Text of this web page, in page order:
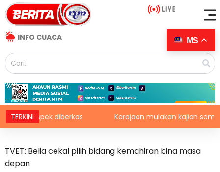
INFO CUACA
TERKINI
suspek diberkas Kerajaan mulakan kajian semula
TVET: Belia cekal pilih bidang kemahiran bina masa
depan
MS